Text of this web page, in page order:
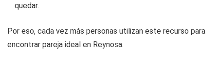
quedar.
Por eso, cada vez más personas utilizan este recurso para
encontrar pareja ideal en Reynosa.